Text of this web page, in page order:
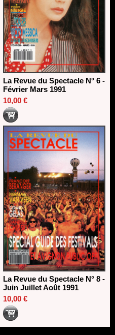
La Revue du Spectacle N° 6 -
Février Mars 1991
10,00 €
La Revue du Spectacle N° 8 -
Juin Juillet Août 1991
10,00 €